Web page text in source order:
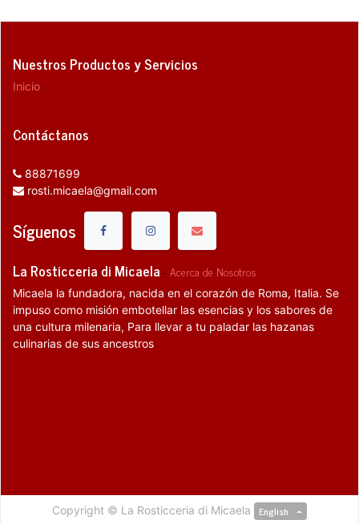
Nuestros Productos y Servicios
Inicio
Contáctanos
88871699
rosti.micaela@gmail.com
Síguenos
La Rosticceria di Micaela -Acerca de Nosotros
Micaela la fundadora, nacida en el corazón de Roma, Italia. Se
impuso como misión embotellar las esencias y los sabores de
una cultura milenaria, Para llevar a tu paladar las hazanas
culinarias de sus ancestros
Copyright © La Rosticceria di Micaela English